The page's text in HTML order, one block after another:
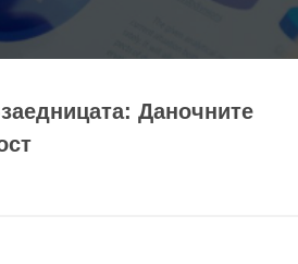
Даночните